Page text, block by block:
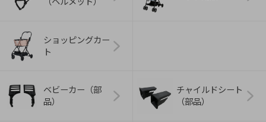
ショッピングカー
ト
ベビーカー（部
品）
チャイルドシート
（部品）